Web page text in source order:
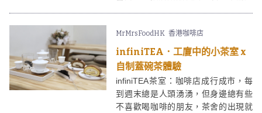
MrMrsFoodHK 香港咖啡店
infiniTEA．工廈中的小茶室 x
自制蓋碗茶體驗
infiniTEA茶室：咖啡店成行成市，每
到週末總是人頭湧湧，但身邊總有些
不喜歡喝咖啡的朋友，茶舍的出現就